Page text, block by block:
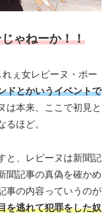
ゃねーか！！
ぇ女レピーヌ・ポー
ドとかいうイベントで
は本来、ここで初見と
るほど。
と、レピーヌは新聞記
聞記事の真偽を確かめ
事の内容っていうのが
を逃れて犯罪をした奴